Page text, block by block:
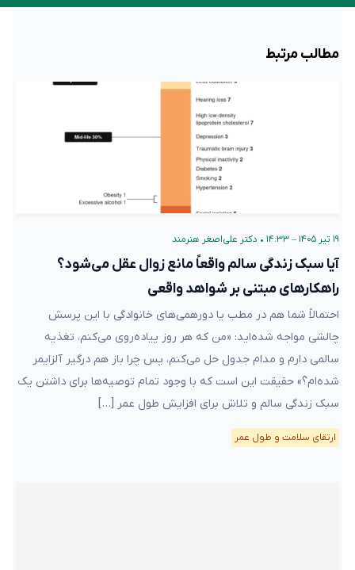
مطالب مرتبط
۱۹ تیر ۱۴۰۵ – ۱۴:۳۳ • دکتر علی‌اصغر هنرمند
آیا سبک زندگی سالم واقعاً مانع زوال عقل می‌شود؟
راهکارهای مبتنی بر شواهد واقعی
احتمالاً شما هم در مطب یا دورهمی‌های خانوادگی با این پرسش
چالشی مواجه شده‌اید: «من که هر روز پیاده‌روی می‌کنم، تغذیه
سالمی دارم و مدام جدول حل می‌کنم، پس چرا باز هم درگیر آلزایمر
شده‌ام؟» حقیقت این است که با وجود تمام توصیه‌ها برای داشتن یک
سبک زندگی سالم و تلاش برای افزایش طول عمر […]
ارتقای سلامت و طول عمر